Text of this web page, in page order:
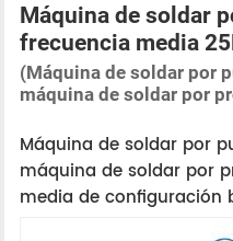
Máquina de soldar
frecuencia media
(Máquina de soldar por
máquina de soldar por
Máquina de soldar por
máquina de soldar por
media de configuración